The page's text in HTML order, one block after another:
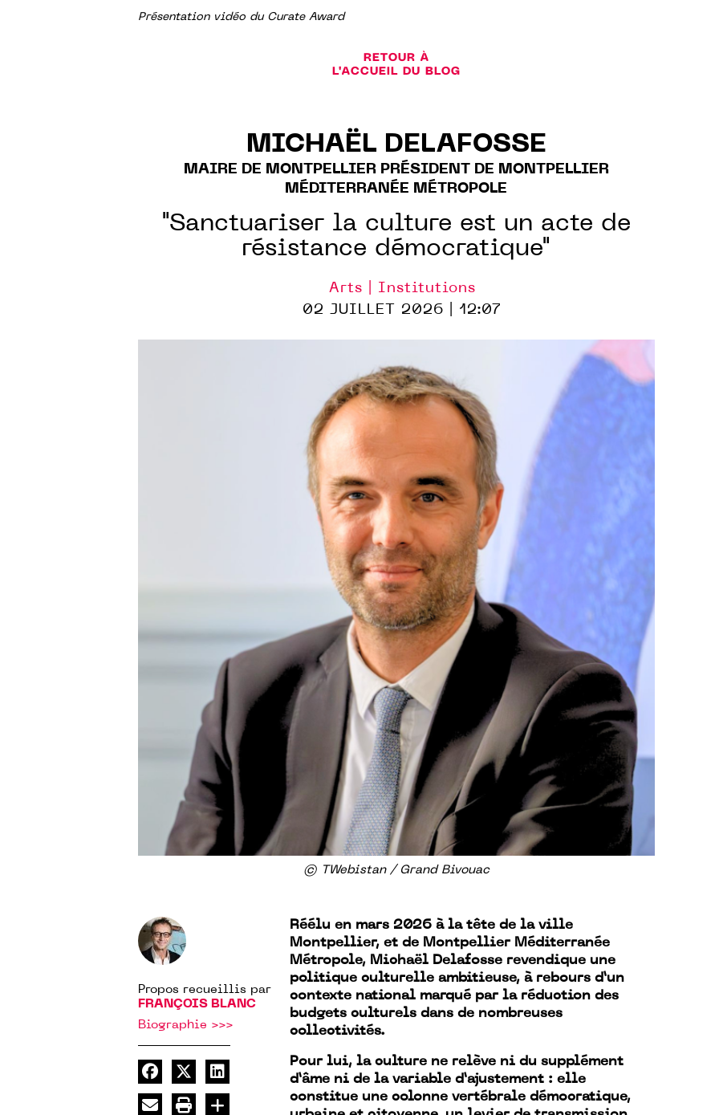
Présentation vidéo du Curate Award​
RETOUR À
L'ACCUEIL DU BLOG
MICHAËL DELAFOSSE
MAIRE DE MONTPELLIER PRÉSIDENT DE MONTPELLIER
MÉDITERRANÉE MÉTROPOLE
"Sanctuariser la culture est un acte de
résistance démocratique"
Arts | Institutions
02 JUILLET 2026 | 12:07
© TWebistan / Grand Bivouac
Propos recueillis par
FRANÇOIS BLANC
Biographie >>>
Réélu en mars 2026 à la tête de la ville
Montpellier, et de Montpellier Méditerranée
Métropole, Michaël Delafosse revendique une
politique culturelle ambitieuse, à rebours d’un
contexte national marqué par la réduction des
budgets culturels dans de nombreuses
collectivités.
Pour lui, la culture ne relève ni du supplément
d’âme ni de la variable d’ajustement : elle
constitue une colonne vertébrale démocratique,